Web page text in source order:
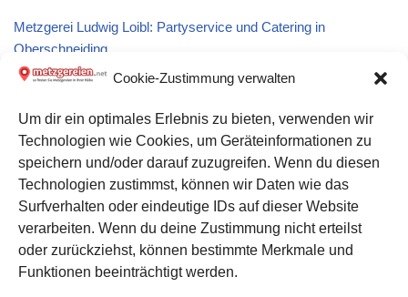
Cookie-Zustimmung verwalten
Um dir ein optimales Erlebnis zu bieten, verwenden wir
Technologien wie Cookies, um Geräteinformationen zu
speichern und/oder darauf zuzugreifen. Wenn du diesen
Technologien zustimmst, können wir Daten wie das
Surfverhalten oder eindeutige IDs auf dieser Website
verarbeiten. Wenn du deine Zustimmung nicht erteilst
oder zurückziehst, können bestimmte Merkmale und
Funktionen beeinträchtigt werden.
Metzgerei Ludwig Loibl: Partyservice und Catering in
Oberschneiding
Metzgerei Fleischerei Georg Müller: Partyservice und Catering
in Katharinenberg
Kontakt zu uns